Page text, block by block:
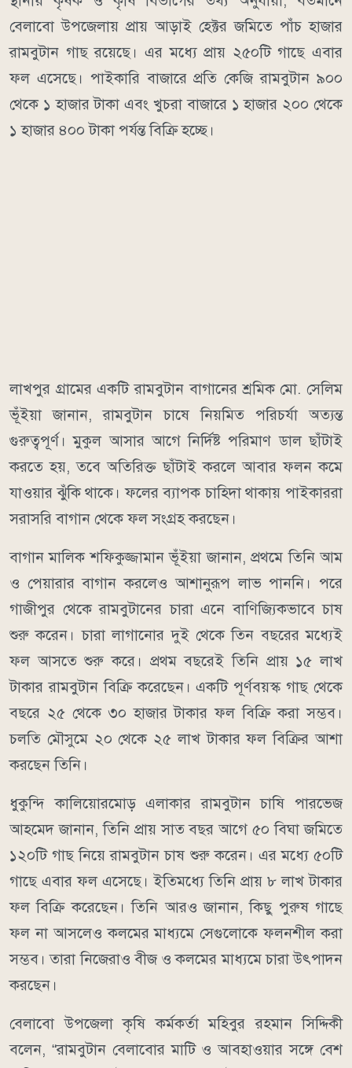
বেলাবো উপজেলায় প্রায় আড়াই হেক্টর জমিতে পাঁচ হাজার
রামবুটান গাছ রয়েছে। এর মধ্যে প্রায় ২৫০টি গাছে এবার
ফল এসেছে। পাইকারি বাজারে প্রতি কেজি রামবুটান ৯০০
থেকে ১ হাজার টাকা এবং খুচরা বাজারে ১ হাজার ২০০ থেকে
১ হাজার ৪০০ টাকা পর্যন্ত বিক্রি হচ্ছে।
লাখপুর গ্রামের একটি রামবুটান বাগানের শ্রমিক মো. সেলিম
ভূঁইয়া জানান, রামবুটান চাষে নিয়মিত পরিচর্যা অত্যন্ত
গুরুত্বপূর্ণ। মুকুল আসার আগে নির্দিষ্ট পরিমাণ ডাল ছাঁটাই
করতে হয়, তবে অতিরিক্ত ছাঁটাই করলে আবার ফলন কমে
যাওয়ার ঝুঁকি থাকে। ফলের ব্যাপক চাহিদা থাকায় পাইকাররা
সরাসরি বাগান থেকে ফল সংগ্রহ করছেন।
বাগান মালিক শফিকুজ্জামান ভূঁইয়া জানান, প্রথমে তিনি আম
ও পেয়ারার বাগান করলেও আশানুরূপ লাভ পাননি। পরে
গাজীপুর থেকে রামবুটানের চারা এনে বাণিজ্যিকভাবে চাষ
শুরু করেন। চারা লাগানোর দুই থেকে তিন বছরের মধ্যেই
ফল আসতে শুরু করে। প্রথম বছরেই তিনি প্রায় ১৫ লাখ
টাকার রামবুটান বিক্রি করেছেন। একটি পূর্ণবয়স্ক গাছ থেকে
বছরে ২৫ থেকে ৩০ হাজার টাকার ফল বিক্রি করা সম্ভব।
চলতি মৌসুমে ২০ থেকে ২৫ লাখ টাকার ফল বিক্রির আশা
করছেন তিনি।
ধুকুন্দি কালিয়ােরমোড় এলাকার রামবুটান চাষি পারভেজ
আহমেদ জানান, তিনি প্রায় সাত বছর আগে ৫০ বিঘা জমিতে
১২০টি গাছ নিয়ে রামবুটান চাষ শুরু করেন। এর মধ্যে ৫০টি
গাছে এবার ফল এসেছে। ইতিমধ্যে তিনি প্রায় ৮ লাখ টাকার
ফল বিক্রি করেছেন। তিনি আরও জানান, কিছু পুরুষ গাছে
ফল না আসলেও কলমের মাধ্যমে সেগুলোকে ফলনশীল করা
সম্ভব। তারা নিজেরাও বীজ ও কলমের মাধ্যমে চারা উৎপাদন
করছেন।
বেলাবো উপজেলা কৃষি কর্মকর্তা মহিবুর রহমান সিদ্দিকী
বলেন, “রামবুটান বেলাবোর মাটি ও আবহাওয়ার সঙ্গে বেশ